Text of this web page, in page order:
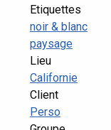
Etiquettes
noir & blanc
paysage
Lieu
Californie
Client
Perso